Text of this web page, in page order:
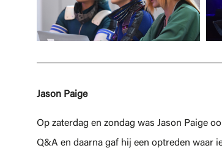
Jason Paige
Op zaterdag en zondag was Jason Paige
Q&A en daarna gaf hij een optreden waar